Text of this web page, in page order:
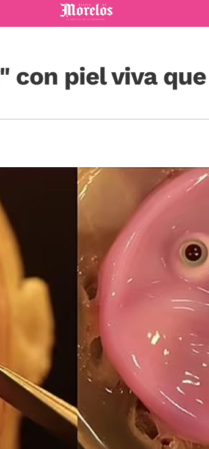
Diario de Morelos
con piel viva